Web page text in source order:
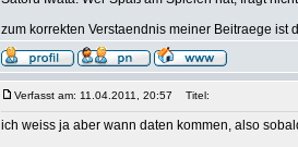
zum korrekten Verstaendnis meiner Beitraege
Verfasst am: 11.04.2011, 20:57 Titel:
ich weiss ja aber wann daten kommen, also